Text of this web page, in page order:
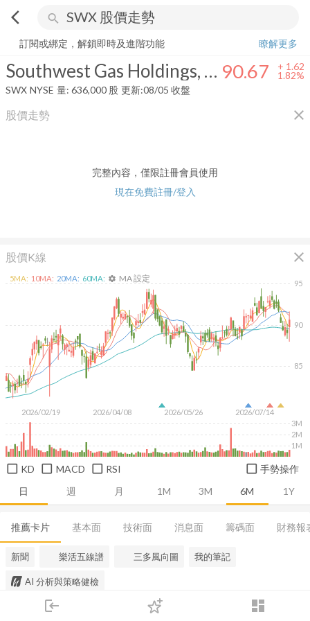
arrow_back_ios search
login dashboard
下單
Southwest Gas Holdings, Inc. 90.67
訂閱或綁定，解鎖即時及進階功能
瞭解更多
Southwest Gas Holdings, Inc. 90.67 + 1.62
1.82%
SWX NYSE 量: 636,000 股 更新:08/05 收盤
股價走勢 close
完整內容，僅限註冊會員使用
現在免費註冊/登入
股價K線 close
日 週 月 1M 3M 6M 1Y
2026/02/19 2026/04/08 2026/05/26 2026/07/14
85
90
95
1M
2M
3M
5MA: 10MA: 20MA: 60MA: settings MA 設定
KD MACD RSI 手勢操作
推薦卡片 基本面 技術面 消息面 籌碼面 財務報
新聞 樂活五線譜 三多風向圖 我的筆記
AI 分析與策略健檢